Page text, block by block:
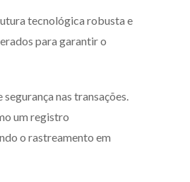
tecnológica robusta e
para garantir o
nas transações.
um registro
o rastreamento em